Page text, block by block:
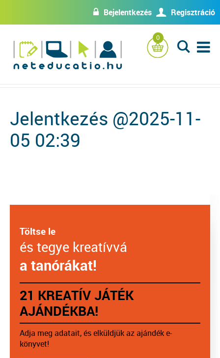
w Bejelentkezés U Regisztráció
0
L
Jelentkezés @2025-11-
05 02:39
Töltse le
és tegye kreatívvá
a tanórákat!
21 KREATÍV JÁTÉK
AJÁNDÉKBA!
Adja meg adatait, és elküldjük az ajándék e-
könyvet!